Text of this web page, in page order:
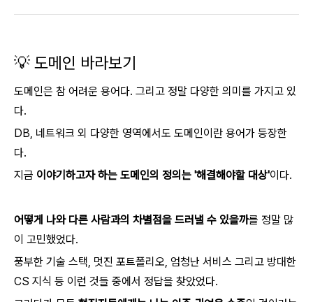
💡 도메인 바라보기
도메인은 참 어려운 용어다. 그리고 정말 다양한 의미를 가지고 있
다.
DB, 네트워크 외 다양한 영역에서도 도메인이란 용어가 등장한
다.
지금 이야기하고자 하는 도메인의 정의는 '해결해야할 대상'이다.
어떻게 나와 다른 사람과의 차별점을 드러낼 수 있을까를 정말 많
이 고민했었다.
풍부한 기술 스택, 멋진 포트폴리오, 엄청난 서비스 그리고 방대한
CS 지식 등 이런 것들 중에서 정답을 찾았었다.